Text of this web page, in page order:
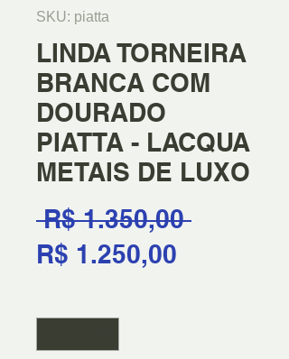
SKU: piatta
LINDA TORNEIRA
BRANCA COM
DOURADO
PIATTA - LACQUA
METAIS DE LUXO
R$ 1.350,00 Preço
R$ 1.250,00